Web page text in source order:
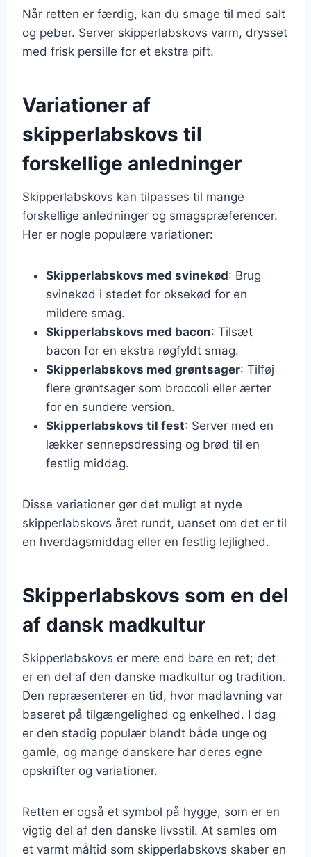
Når retten er færdig, kan du smage til med salt
og peber. Server skipperlabskovs varm, drysset
med frisk persille for et ekstra pift.
Variationer af
skipperlabskovs til
forskellige anledninger
Skipperlabskovs kan tilpasses til mange
forskellige anledninger og smagspræferencer.
Her er nogle populære variationer:
Skipperlabskovs med svinekød: Brug
svinekød i stedet for oksekød for en
mildere smag.
Skipperlabskovs med bacon: Tilsæt
bacon for en ekstra røgfyldt smag.
Skipperlabskovs med grøntsager: Tilføj
flere grøntsager som broccoli eller ærter
for en sundere version.
Skipperlabskovs til fest: Server med en
lækker sennepsdressing og brød til en
festlig middag.
Disse variationer gør det muligt at nyde
skipperlabskovs året rundt, uanset om det er til
en hverdagsmiddag eller en festlig lejlighed.
Skipperlabskovs som en del
af dansk madkultur
Skipperlabskovs er mere end bare en ret; det
er en del af den danske madkultur og tradition.
Den repræsenterer en tid, hvor madlavning var
baseret på tilgængelighed og enkelhed. I dag
er den stadig populær blandt både unge og
gamle, og mange danskere har deres egne
opskrifter og variationer.
Retten er også et symbol på hygge, som er en
vigtig del af den danske livsstil. At samles om
et varmt måltid som skipperlabskovs skaber en